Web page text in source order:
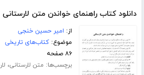
دانلود کتاب راهنمای خواندن متن لارستانی
از: امیر حسین خنجی
موضوع:کتاب‌های تاریخی
۸۶ صفحه
برچسب‌ها: متن لارستانی،